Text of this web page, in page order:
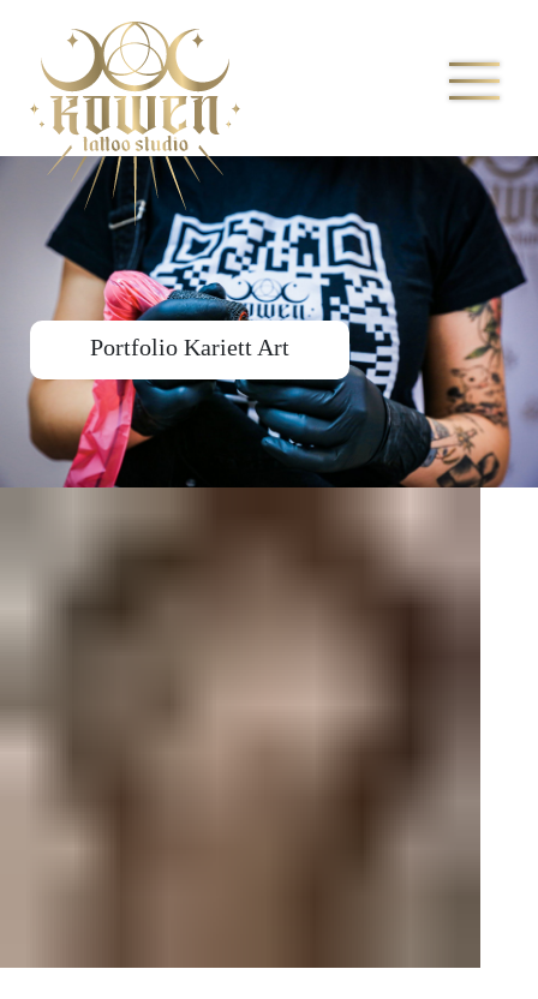
Portfolio Kariett Art